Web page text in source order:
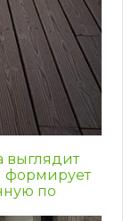
выглядит
формирует
по